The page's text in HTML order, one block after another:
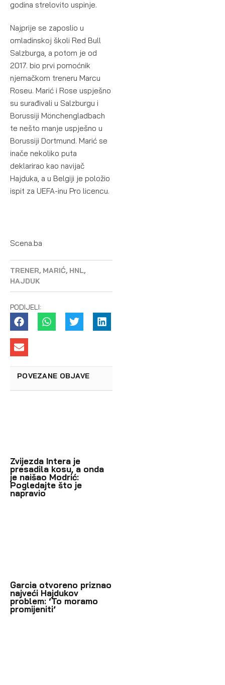
godina strelovito uspinje.
Najprije se zaposlio u
omladinskoj školi Red Bull
Salzburga, a potom je od
2017. bio prvi pomoćnik
njemačkom treneru Marcu
Roseu. Marić i Rose uspješno
su surađivali u Salzburgu i
Borussiji Mönchengladbach
te nešto manje uspješno u
Borussiji Dortmund. Marić se
inače nekoliko puta
deklarirao kao navijač
Hajduka, a u Belgiji je položio
ispit za UEFA-inu Pro licencu.
Scena.ba
TRENER, MARIĆ, HNL,
HAJDUK
PODIJELI:
POVEZANE OBJAVE
Zvijezda Intera je
presadila kosu, a onda
je naišao Modrić:
Pogledajte što je
napravio
Garcia otvoreno priznao
najveći Hajdukov
problem: ‘To moramo
promijeniti’